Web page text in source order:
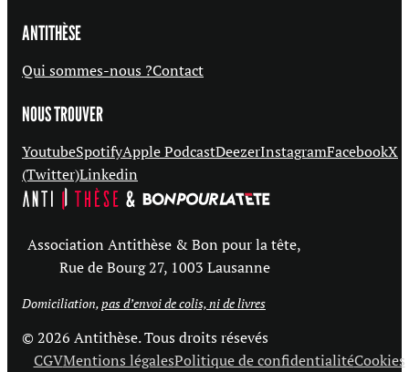
ANTITHÈSE
Qui sommes-nous ?Contact
NOUS TROUVER
YoutubeSpotifyApple PodcastDeezerInstagramFacebookX
(Twitter)Linkedin
Association Antithèse & Bon pour la tête,
Rue de Bourg 27, 1003 Lausanne
Domiciliation,pas d’envoi de colis, ni de livres
© 2026 Antithèse. Tous droits résevés
CGVMentions légalesPolitique de confidentialitéCookies